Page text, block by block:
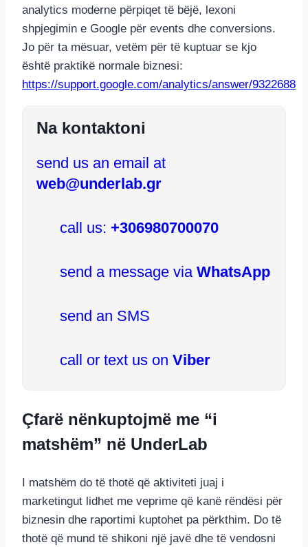
analytics moderne përpiqet të bëjë, lexoni
shpjegimin e Google për events dhe conversions.
Jo për ta mësuar, vetëm për të kuptuar se kjo
është praktikë normale biznesi:
https://support.google.com/analytics/answer/9322688
Na kontaktoni
send us an email at
web@underlab.gr
call us: +306980700070
send a message via WhatsApp
send an SMS
call or text us on Viber
Çfarë nënkuptojmë me “i
matshëm” në UnderLab
I matshëm do të thotë që aktiviteti juaj i
marketingut lidhet me veprime që kanë rëndësi për
biznesin dhe raportimi kuptohet pa përkthim. Do të
thotë që mund të shikoni një javë dhe të vendosni